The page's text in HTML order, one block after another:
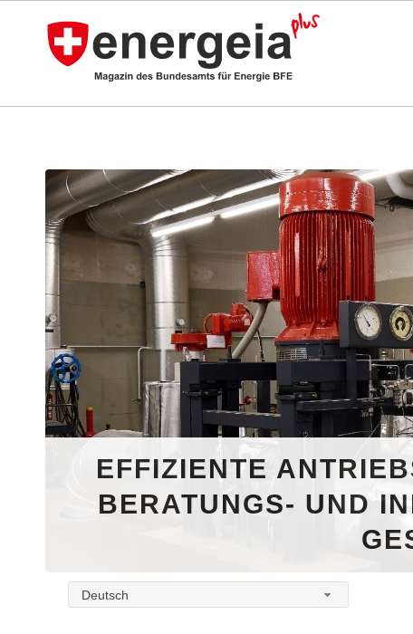
EFFIZIENTE
BERATUNGS- UND
Deutsch